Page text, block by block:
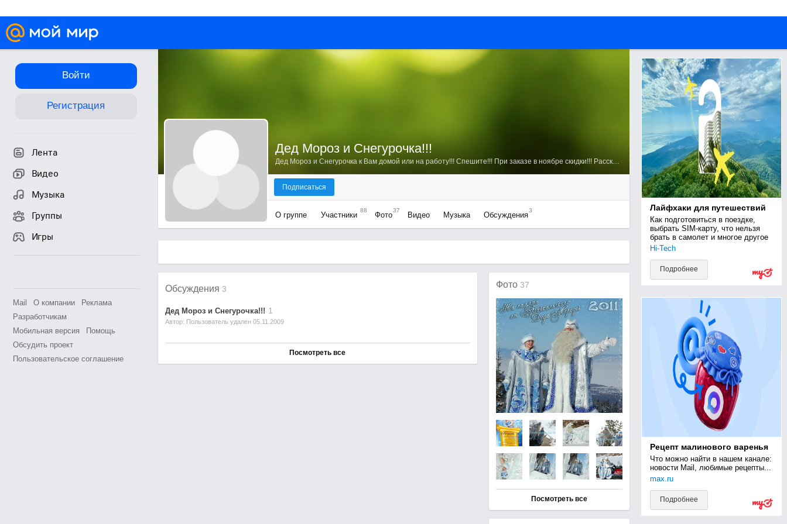
Войти
Регистрация
Лента
Видео
Музыка
Группы
Игры
Mail О компании
Реклама
Разработчикам
Мобильная версия
Помощь
Обсудить проект
Пользовательское соглашение
Дед Мороз и Снегурочка!!!
Дед Мороз и Снегурочка к Вам домой или на работу!!! Спешите!!! При заказе в ноябре скидки!!! Расскажите друзьям и получите...
Подписаться
О группе Участники
88
Фото
37
Видео Музыка Обсуждения
3
Обсуждения 3
Дед Мороз и Снегурочка!!! 1
Автор: Пользователь удален05.11.2009
Посмотреть все
Фото 37
Посмотреть все
Лайфхаки для путешествий
Как подготовиться в поездке,
выбрать SIM-карту, что нельзя
брать в самолет и многое другое
Hi-Tech
Подробнее
Рецепт малинового варенья
Что можно найти в нашем канале:
новости Mail, любимые рецепты...
max.ru
Подробнее